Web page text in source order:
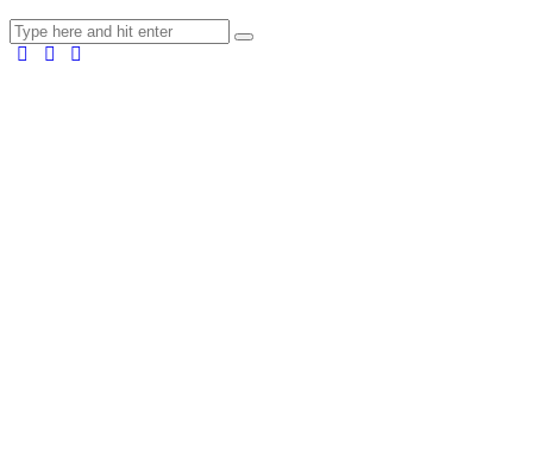
facebook-
youtube-
email